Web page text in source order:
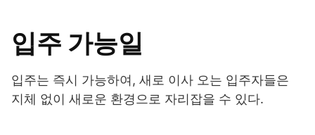
입주 가능일
입주는 즉시 가능하여, 새로 이사 오는 입주자들은
지체 없이 새로운 환경으로 자리잡을 수 있다.